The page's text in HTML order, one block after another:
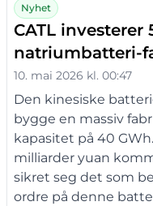
Nyhet
CATL investerer
natriumbatteri-
10. mai 2026 kl. 00:47
Den kinesiske
bygge en massiv
kapasitet på 40
milliarder yuan
sikret seg det som
ordre på denne